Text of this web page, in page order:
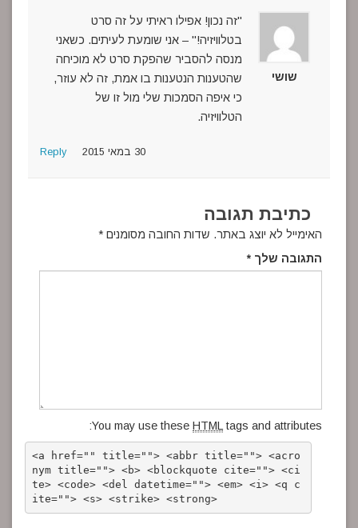
שושי
"זה נכון! אפילו ראיתי על זה סרט
בטלוויזיה!" – אני שומעת לעיתים. כשאני
מנסה להסביר שהפקת סרט לא מוכיחה
שהטענות הנטענות בו אמת, זה לא עוזר,
כי איפה הסמכות שלי מול זו של
הטלוויזיה.
Reply 30 במאי 2015
כתיבת תגובה
האימייל לא יוצג באתר. שדות החובה מסומנים *
התגובה שלך *
You may use these HTML tags and attributes:
<a href="" title=""> <abbr title=""> <acro
nym title=""> <b> <blockquote cite=""> <ci
te> <code> <del datetime=""> <em> <i> <q c
ite=""> <s> <strike> <strong>